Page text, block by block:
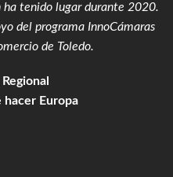
ha tenido lugar durante 2020.
del programa InnoCámaras
de Toledo.
hacer Europa